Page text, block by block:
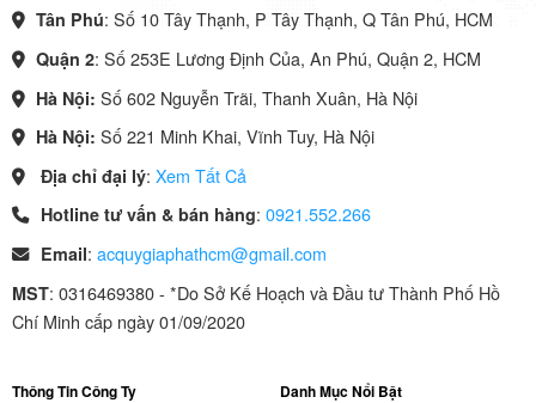
Tân Phú: Số 10 Tây Thạnh, P Tây Thạnh, Q Tân Phú, HCM
Quận 2: Số 253E Lương Định Của, An Phú, Quận 2, HCM
Hà Nội: Số 602 Nguyễn Trãi, Thanh Xuân, Hà Nội
Hà Nội: Số 221 Minh Khai, Vĩnh Tuy, Hà Nội
Địa chỉ đại lý: Xem Tất Cả
Hotline tư vấn & bán hàng: 0921.552.266
Email: acquygiaphathcm@gmail.com
MST: 0316469380 - *Do Sở Kế Hoạch và Đầu tư Thành Phố Hồ
Chí Minh cấp ngày 01/09/2020
Thông Tin Công Ty Danh Mục Nổi Bật